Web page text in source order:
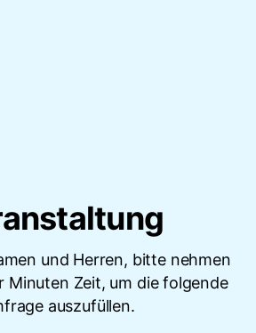
und Herren, bitte nehmen
Minuten Zeit, um die folgende
auszufüllen.